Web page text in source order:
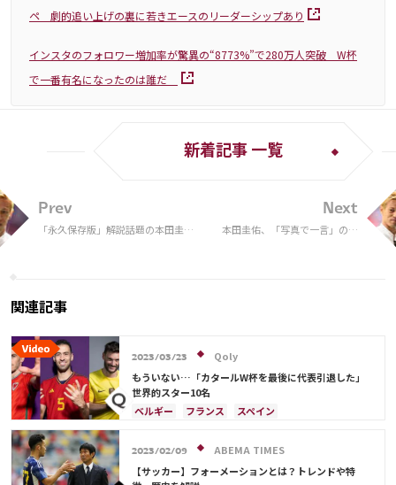
ペ 劇的追い上げの裏に若きエースのリーダーシップあり
インスタのフォロワー増加率が驚異の“8773%”で280万人突破 W杯
で一番有名になったのは誰だ
Prev
「永久保存版」解説話題の本田圭佑
新着記事 一覧
Next
本田圭佑、「写真で一言」の投
関連記事
2023/03/23
Qoly
もういない…「カタールW杯を最後に代表引退した」
世界的スター10名
ベルギー
フランス
スペイン
コスタリカ
セルヒオ・ブスケツ
日本
ウェールズ 吉田 麻也
田中 碧
2023/02/09
ABEMA TIMES
【サッカー】フォーメーションとは？トレンドや特